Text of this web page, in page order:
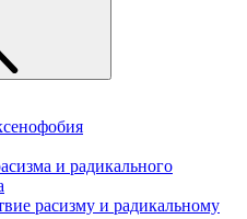
и радикального
расизму и радикальному